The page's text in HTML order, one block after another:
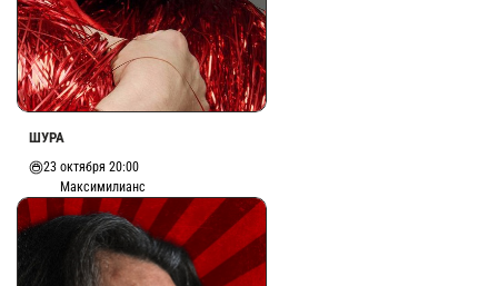
ШУРА
23 октября 20:00
Максимилианс